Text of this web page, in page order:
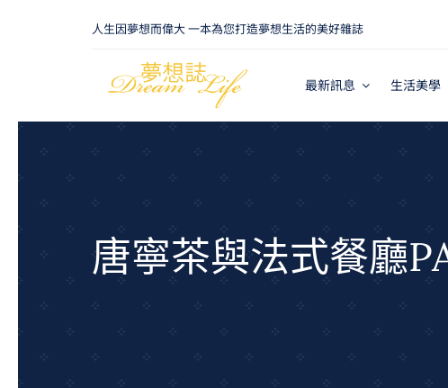
人生因夢想而偉大 一本為您打造夢想生活的美好雜誌
最新訊息 生活美學
唐寧茶與法式餐廳